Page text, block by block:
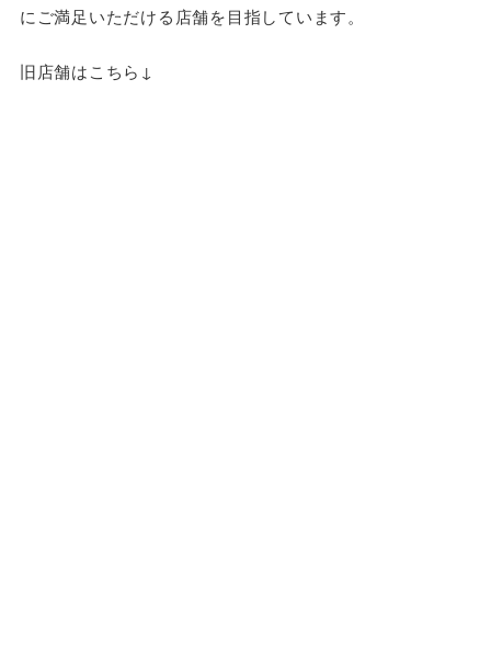
にご満足いただける店舗を目指しています。
旧店舗はこちら↓